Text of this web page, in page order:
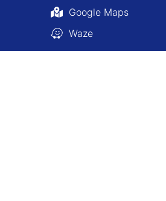
Google Maps
Waze